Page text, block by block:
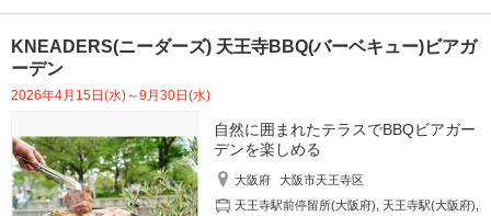
KNEADERS(ニーダーズ) 天王寺BBQ(バーベキュー)ビアガ
ーデン
2026年4月15日(水)～9月30日(水)
自然に囲まれたテラスでBBQビアガー
デンを楽しめる
大阪府
大阪市天王寺区
天王寺駅前停留所(大阪府)
天王寺駅(大阪府)